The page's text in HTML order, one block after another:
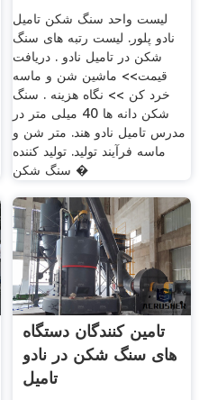
لیست واحد سنگ شکن تامیل
نادو پلور. لیست رتبه های سنگ
شکن در تامیل نادو . دریافت
قیمت>> ماشین شن و ماسه
خرد کن >> نگاه هزینه . سنگ
شکن دانه ها 40 میلی متر در
مدرس تامیل نادو هند. متر شن و
ماسه فرآیند تولید. تولید کننده
سنگ شکن �
تامین کنندگان دستگاه
های سنگ شکن در نادو
تامیل